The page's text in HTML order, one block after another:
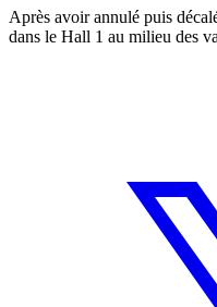
Après avoir annulé puis
dans le Hall 1 au milieu des